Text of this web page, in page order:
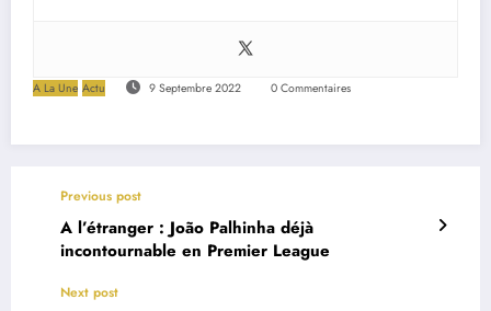
A La Une Actu 9 Septembre 2022 0 Commentaires
Previous post
A l’étranger : João Palhinha déjà
incontournable en Premier League
Next post